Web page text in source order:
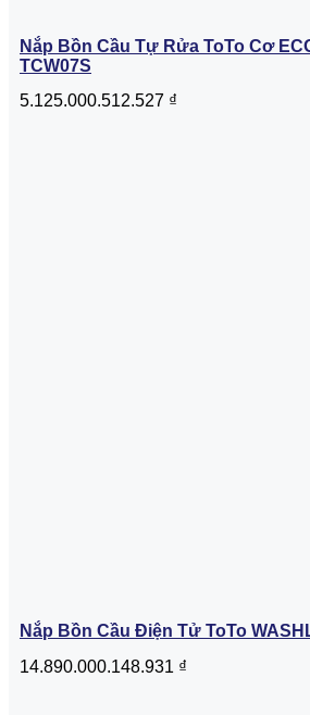
Nắp Bồn Cầu Tự Rửa ToTo Cơ
TCW07S
5.125.000.512.527 ₫
Nắp Bồn Cầu Điện Tử ToTo
14.890.000.148.931 ₫